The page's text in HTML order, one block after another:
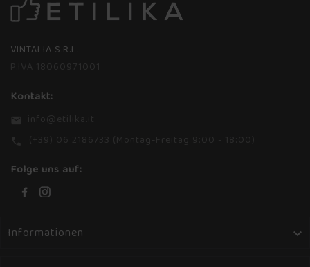
VINTALIA S.R.L.
Kontakt:
Folge uns auf:
Informationen 